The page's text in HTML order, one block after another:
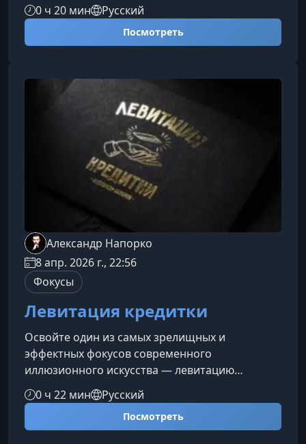
собранным. Без ловкости рук и без двойной
реальности — только чистое удивление и
концепции, благодаря которой зрители
получают полный контроль над кубиком. Они
могут крутить его как угодно, а итог всё равн
0 ч 20 мин Русский
Посмотреть
Александр Напорко
8 апр. 2026 г., 22:56
Фокусы
Левитация кредитки
Освойте один из самых зрелищных и
эффектных фокусов современного
иллюзионного искусства — левитацию
кредитной карты. Этот трюк не только
поражает зрителей своей невозможностью, но
и помогает иллюзионистам создавать
запоминающиеся выступления, укреплять
0 ч 22 мин Русский
Посмотреть